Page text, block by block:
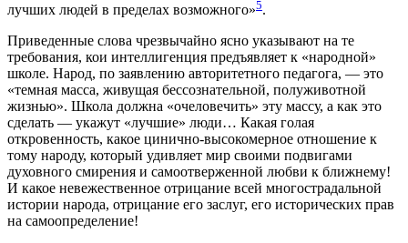
лучших людей в пределах возможного»5.
Приведенные слова чрезвычайно ясно указывают на те
требования, кои интеллигенция предъявляет к «народной»
школе. Народ, по заявлению авторитетного педагога, — это
«темная масса, живущая бессознательной, полуживотной
жизнью». Школа должна «очеловечить» эту массу, а как это
сделать — укажут «лучшие» люди… Какая голая
откровенность, какое цинично-высокомерное отношение к
тому народу, который удивляет мир своими подвигами
духовного смирения и самоотверженной любви к ближнему!
И какое невежественное отрицание всей многострадальной
истории народа, отрицание его заслуг, его исторических прав
на самоопределение!